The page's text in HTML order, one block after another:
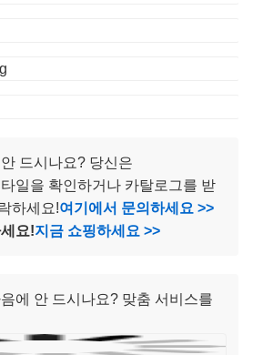
드시나요? 당신은
일을 확인하거나 카탈로그를 받
하세요!여기에서 문의하세요 >>
요!지금 쇼핑하세요 >>
에 안 드시나요? 맞춤 서비스를